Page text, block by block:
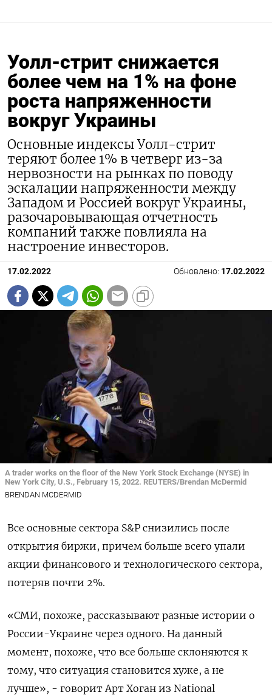
Уолл-стрит снижается
более чем на 1% на фоне
роста напряженности
вокруг Украины
Основные индексы Уолл-стрит
теряют более 1% в четверг из-за
нервозности на рынках по поводу
эскалации напряженности между
Западом и Россией вокруг Украины,
разочаровывающая отчетность
компаний также повлияла на
настроение инвесторов.
17.02.2022 Обновлено: 17.02.2022
A trader works on the floor of the New York Stock Exchange (NYSE) in
New York City, U.S., February 15, 2022. REUTERS/Brendan McDermid
BRENDAN MCDERMID
Все основные сектора S&P снизились после
открытия биржи, причем больше всего упали
акции финансового и технологического сектора,
потеряв почти 2%.
«СМИ, похоже, рассказывают разные истории о
России-Украине через одного. На данный
момент, похоже, что все больше склоняются к
тому, что ситуация становится хуже, а не
лучше», - говорит Арт Хоган из National